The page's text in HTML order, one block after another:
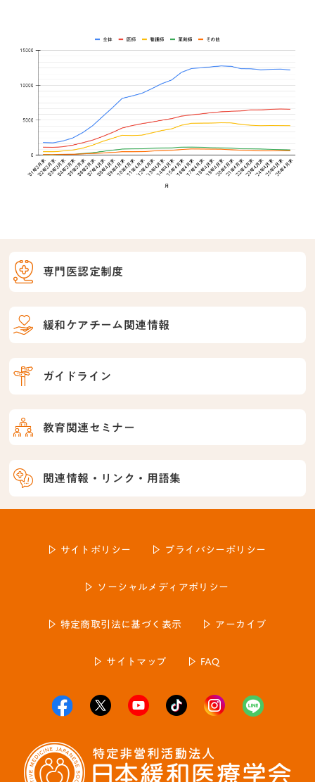
専門医認定制度
緩和ケアチーム関連情報
ガイドライン
教育関連セミナー
関連情報・リンク・用語集
サイトポリシー プライバシーポリシー
ソーシャルメディアポリシー
特定商取引法に基づく表示 アーカイブ
サイトマップ FAQ